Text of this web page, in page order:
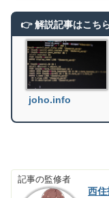
joho.info
記事の監修者
西住